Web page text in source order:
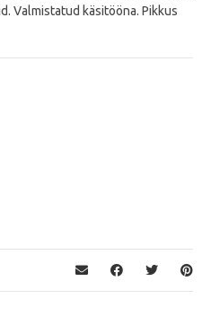
Valmistatud käsitööna. Pikkus